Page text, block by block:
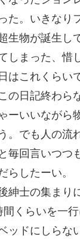
た。いきなり
生物が誕生し
しまった、惜
はこれくらい
の日記終わら
ーいいながら
。でも人の流
毎回言いつつ
らしたーい。
紳士の集まり
間くらいを一
ッドにしらな